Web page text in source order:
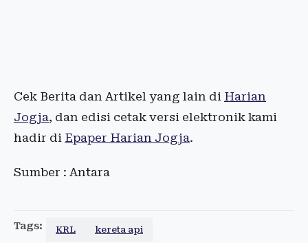
Cek Berita dan Artikel yang lain di Harian
Jogja, dan edisi cetak versi elektronik kami
hadir di Epaper Harian Jogja.
Sumber : Antara
Tags: KRL kereta api